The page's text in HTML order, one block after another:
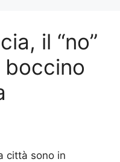
il “no”
città sono in